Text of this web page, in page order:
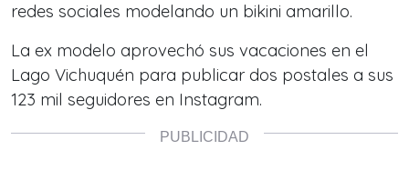
redes sociales modelando un bikini amarillo.
La ex modelo aprovechó sus vacaciones en el
Lago Vichuquén para publicar dos postales a sus
123 mil seguidores en Instagram.